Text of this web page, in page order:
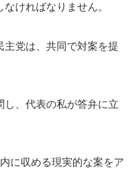
ければなりません。
主党は、共同で対案を提
し、代表の私が答弁に立
に収める現実的な案をア